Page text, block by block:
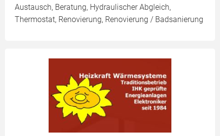
Austausch, Beratung, Hydraulischer Abgleich,
Thermostat, Renovierung, Renovierung / Badsanierung